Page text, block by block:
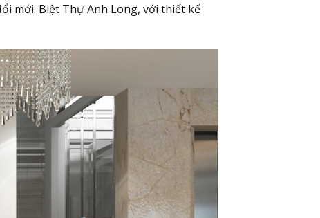
mới. Biệt Thự Anh Long, với thiết kế